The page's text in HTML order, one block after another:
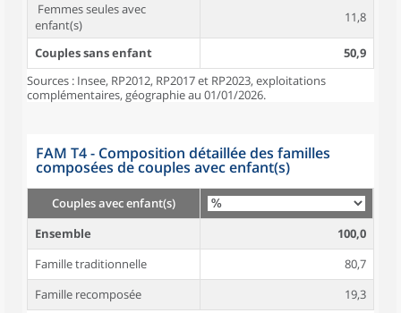
Femmes seules avec
enfant(s)
11,8
Couples sans enfant
50,9
Sources : Insee, RP2012, RP2017 et RP2023, exploitations
complémentaires, géographie au 01/01/2026.
FAM T4 - Composition détaillée des familles
composées de couples avec enfant(s)
Couples avec enfant(s)
Ensemble
100,0
Famille traditionnelle
80,7
Famille recomposée
19,3